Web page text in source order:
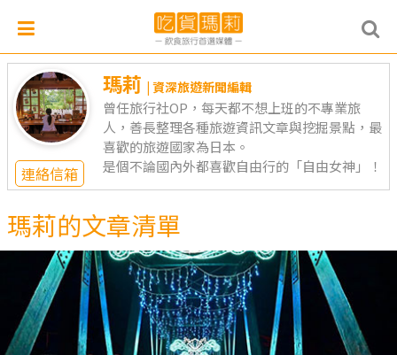
連絡信箱
瑪莉 | 資深旅遊新聞編輯
曾任旅行社OP，每天都不想上班的不專業旅
人，善長整理各種旅遊資訊文章與挖掘景點，最
喜歡的旅遊國家為日本。
是個不論國內外都喜歡自由行的「自由女神」！
瑪莉的文章清單